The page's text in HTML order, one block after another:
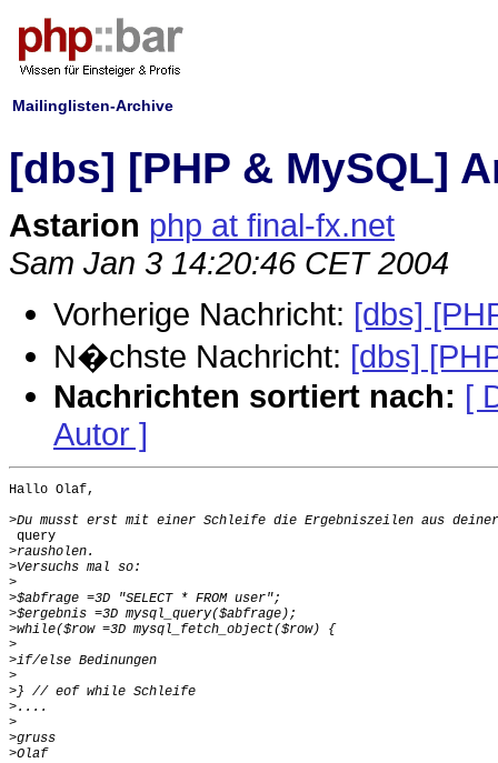
Mailinglisten-Archive
[dbs] [PHP & MySQL]
Astarion php at final-fx.net
Sam Jan 3 14:20:46 CET 2004
Vorherige Nachricht: [dbs]
N�chste Nachricht: [dbs]
Nachrichten sortiert nach: [
Autor ]
Hallo Olaf,
>
query
>
>
>
>
>
>
>
>
>
>
>
>
>
>